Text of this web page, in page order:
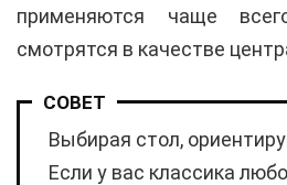
применяются чаще
смотрятся в качестве
СОВЕТ
Выбирая стол,
Если у вас классика